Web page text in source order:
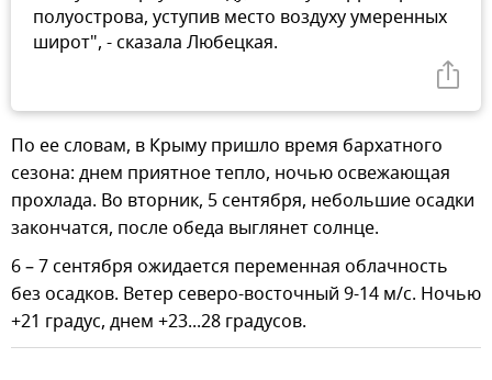
полуострова, уступив место воздуху умеренных
широт", - сказала Любецкая.
По ее словам, в Крыму пришло время бархатного
сезона: днем приятное тепло, ночью освежающая
прохлада. Во вторник, 5 сентября, небольшие осадки
закончатся, после обеда выглянет солнце.
6 – 7 сентября ожидается переменная облачность
без осадков. Ветер северо-восточный 9-14 м/с. Ночью
+21 градус, днем +23...28 градусов.